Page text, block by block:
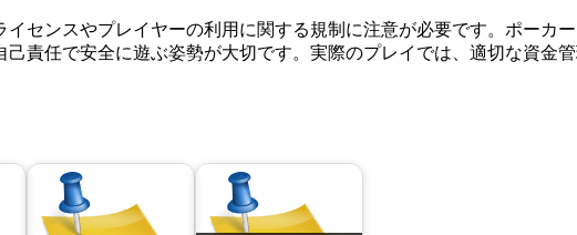
センスやプレイヤーの利用に関する規制に注意が必要です。ポーカ
責任で安全に遊ぶ姿勢が大切です。実際のプレイでは、適切な資金